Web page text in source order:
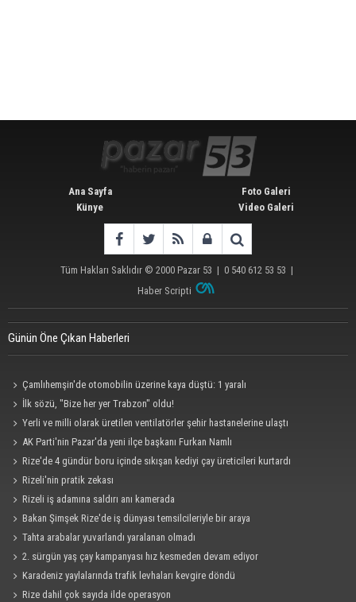
Ana Sayfa
Künye
Foto Galeri
Video Galeri
Tüm Hakları Saklıdır © 2000 Pazar 53 | 0 540 612 53 53 |
Haber Scripti
Günün Öne Çıkan Haberleri
Çamlıhemşin'de otomobilin üzerine kaya düştü: 1 yaralı
İlk sözü, "Bize her yer Trabzon" oldu!
Yerli ve milli olarak üretilen ventilatörler şehir hastanelerine ulaştı
AK Parti'nin Pazar'da yeni ilçe başkanı Furkan Namlı
Rize'de 4 gündür boru içinde sıkışan kediyi çay üreticileri kurtardı
Rizeli'nin pratik zekası
Rizeli iş adamına saldırı anı kamerada
Bakan Şimşek Rize'de iş dünyası temsilcileriyle bir araya
Tahta arabalar yuvarlandı yaralanan olmadı
2. sürgün yaş çay kampanyası hız kesmeden devam ediyor
Karadeniz yaylalarında trafik levhaları kevgire döndü
Rize dahil çok sayıda ilde operasyon